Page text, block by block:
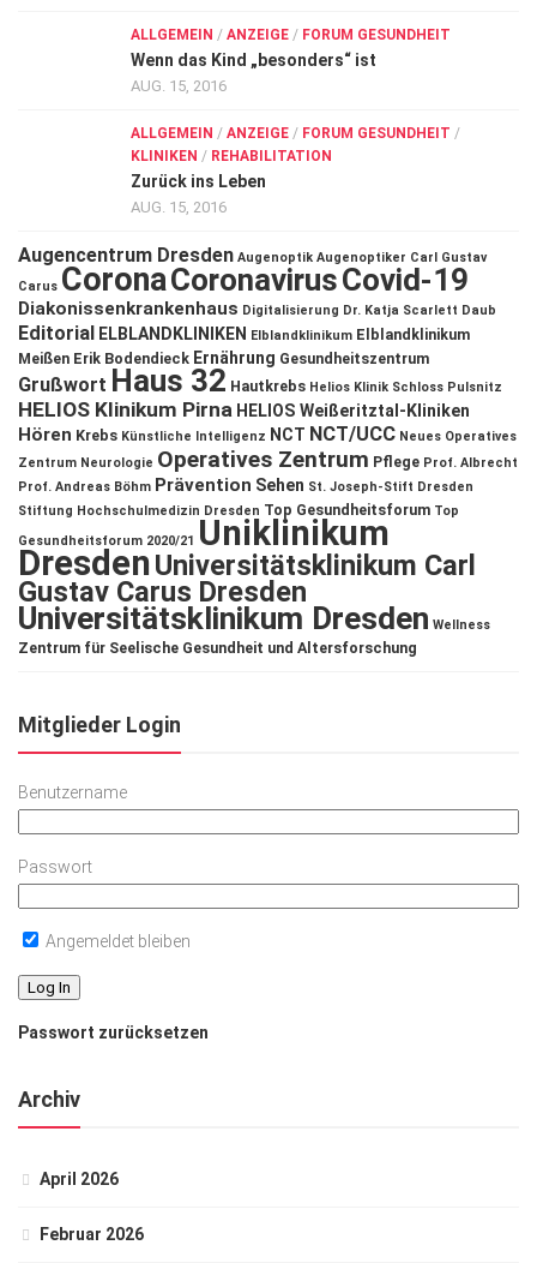
ALLGEMEIN / ANZEIGE / FORUM GESUNDHEIT
Wenn das Kind „besonders“ ist
AUG. 15, 2016
ALLGEMEIN / ANZEIGE / FORUM GESUNDHEIT /
KLINIKEN / REHABILITATION
Zurück ins Leben
AUG. 15, 2016
Augencentrum Dresden Augenoptik Augenoptiker Carl Gustav
Carus CoronaCoronavirusCovid-19
Diakonissenkrankenhaus Digitalisierung Dr. Katja Scarlett Daub
Editorial ELBLANDKLINIKEN Elblandklinikum Elblandklinikum
Meißen Erik Bodendieck Ernährung Gesundheitszentrum
Grußwort Haus 32 Hautkrebs Helios Klinik Schloss Pulsnitz
HELIOS Klinikum Pirna HELIOS Weißeritztal-Kliniken
Hören Krebs Künstliche Intelligenz NCT NCT/UCC Neues Operatives
Zentrum Neurologie Operatives Zentrum Pflege Prof. Albrecht
Prof. Andreas Böhm Prävention Sehen St. Joseph-Stift Dresden
Stiftung Hochschulmedizin Dresden Top Gesundheitsforum Top
Gesundheitsforum 2020/21 Uniklinikum
DresdenUniversitätsklinikum Carl
Gustav Carus Dresden
Universitätsklinikum Dresden Wellness
Zentrum für Seelische Gesundheit und Altersforschung
Mitglieder Login
Benutzername
Passwort
Angemeldet bleiben
Passwort zurücksetzen
Archiv
April 2026
Februar 2026